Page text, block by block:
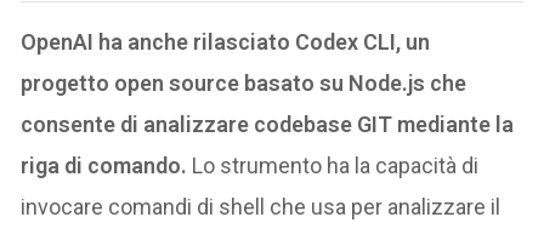
OpenAI ha anche rilasciato Codex CLI, un
progetto open source basato su Node.js che
consente di analizzare codebase GIT mediante la
riga di comando. Lo strumento ha la capacità di
invocare comandi di shell che usa per analizzare il